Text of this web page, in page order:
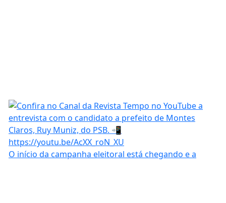
O início da campanha eleitoral está chegando e a